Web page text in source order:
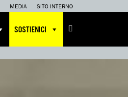
MEDIA SITO INTERNO
SOSTIENICI